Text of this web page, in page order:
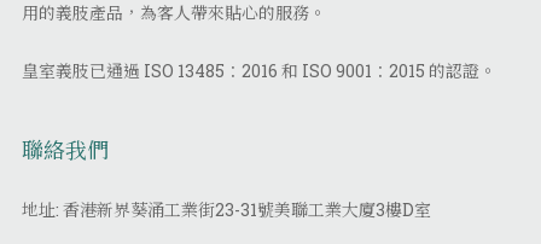
用的義肢產品，為客人帶來貼心的服務。
皇室義肢已通過 ISO 13485：2016 和 ISO 9001：2015 的認證。
聯絡我們
地址: 香港新界葵涌工業街23-31號美聯工業大廈3樓D室